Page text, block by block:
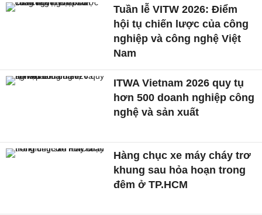
Tuần lễ VITW 2026: Điểm
hội tụ chiến lược của công
nghiệp và công nghệ Việt
Nam
ITWA Vietnam 2026 quy tụ
hơn 500 doanh nghiệp công
nghệ và sản xuất
Hàng chục xe máy cháy trơ
khung sau hỏa hoạn trong
đêm ở TP.HCM